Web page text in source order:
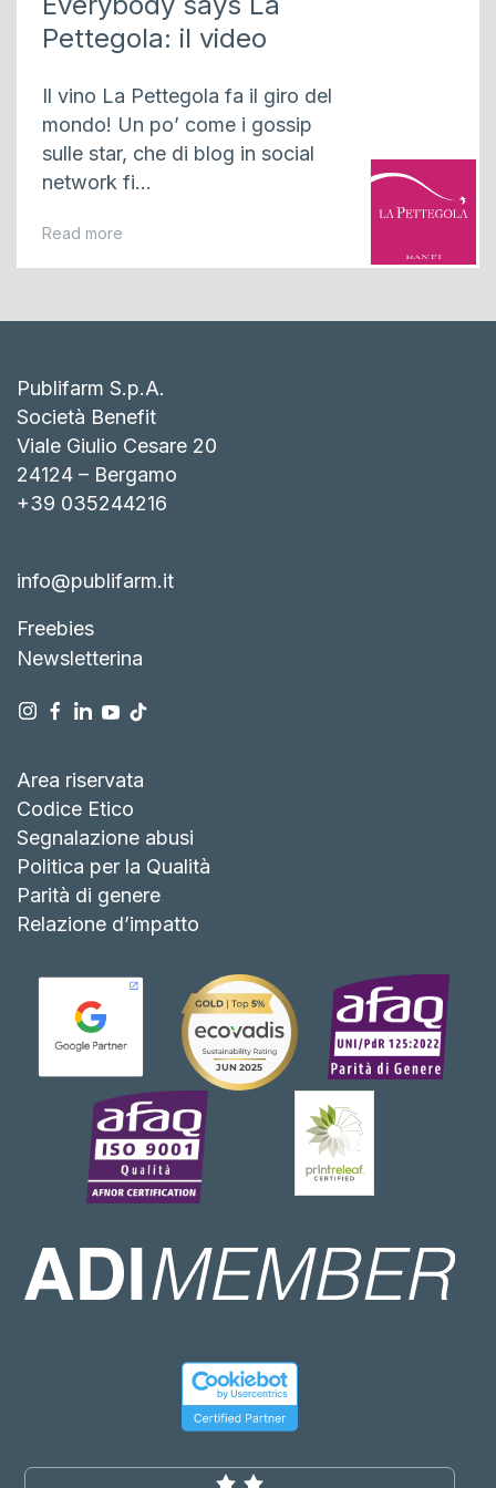
Pettegola: il video
Il vino La Pettegola fa il giro del
mondo! Un po’ come i gossip
sulle star, che di blog in social
network fi...
Read more
Publifarm S.p.A.
Società Benefit
Viale Giulio Cesare 20
24124 – Bergamo
+39 035244216
info@publifarm.it
Freebies
Newsletterina
Area riservata
Codice Etico
Segnalazione abusi
Politica per la Qualità
Parità di genere
Relazione d’impatto